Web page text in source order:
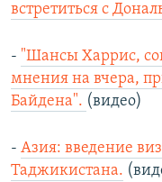
встретиться с
- "Шансы Харрис,
мнения на вчера,
Байдена". (видео)
- Азия: введение
Таджикистана.